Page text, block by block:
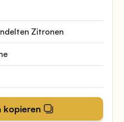
Zitronen
kopieren